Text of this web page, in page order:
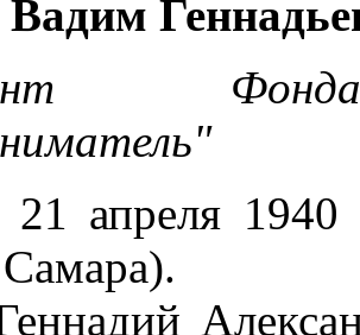
21 апреля